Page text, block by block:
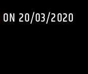
ON 20/03/2020